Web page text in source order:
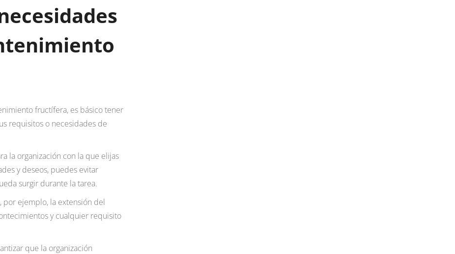
fructífera, es básico tener
requisitos o necesidades de
la organización con la que elijas
y deseos, puedes evitar
surgir durante la tarea.
ejemplo, la extensión del
y cualquier requisito
que la organización